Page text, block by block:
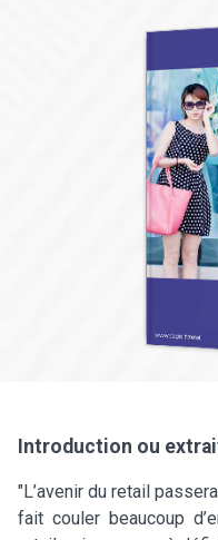
Introduction ou
"L’avenir du retail
fait couler beaucoup